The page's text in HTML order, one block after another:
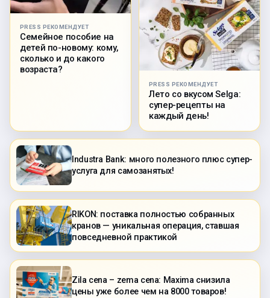
PRESS РЕКОМЕНДУЕТ
Семейное пособие на
детей по-новому: кому,
сколько и до какого
возраста?
PRESS РЕКОМЕНДУЕТ
Лето со вкусом Selga:
супер-рецепты на
каждый день!
Industra Bank: много полезного плюс супер-
услуга для самозанятых!
RIKON: поставка полностью собранных
кранов — уникальная операция, ставшая
повседневной практикой
Zila cena – zema cena: Maxima снизила
цены уже более чем на 8000 товаров!